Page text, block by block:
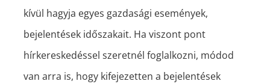
kívül hagyja egyes gazdasági események,
bejelentések időszakait. Ha viszont pont
hírkereskedéssel szeretnél foglalkozni, módod
van arra is, hogy kifejezetten a bejelentések